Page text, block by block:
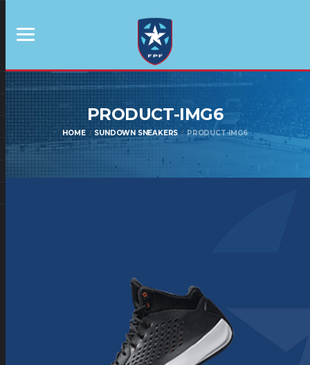
PRODUCT-IMG6
HOME SUNDOWN SNEAKERS PRODUCT-IMG6